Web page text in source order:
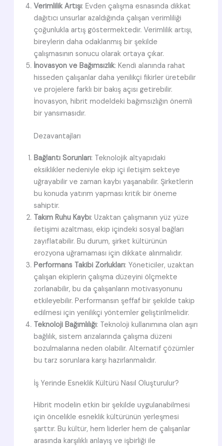
Verimlilik Artışı: Evden çalışma esnasında dikkat
dağıtıcı unsurlar azaldığında çalışan verimliliği
çoğunlukla artış göstermektedir. Verimlilik artışı,
bireylerin daha odaklanmış bir şekilde
çalışmasının sonucu olarak ortaya çıkar.
İnovasyon ve Bağımsızlık: Kendi alanında rahat
hisseden çalışanlar daha yenilikçi fikirler üretebilir
ve projelere farklı bir bakış açısı getirebilir.
İnovasyon, hibrit modeldeki bağımsızlığın önemli
bir yansımasıdır.
Dezavantajları
Bağlantı Sorunları: Teknolojik altyapıdaki
eksiklikler nedeniyle ekip içi iletişim sekteye
uğrayabilir ve zaman kaybı yaşanabilir. Şirketlerin
bu konuda yatırım yapması kritik bir öneme
sahiptir.
Takım Ruhu Kaybı: Uzaktan çalışmanın yüz yüze
iletişimi azaltması, ekip içindeki sosyal bağları
zayıflatabilir. Bu durum, şirket kültürünün
erozyona uğramaması için dikkate alınmalıdır.
Performans Takibi Zorlukları: Yöneticiler, uzaktan
çalışan ekiplerin çalışma düzeyini ölçmekte
zorlanabilir, bu da çalışanların motivasyonunu
etkileyebilir. Performansın şeffaf bir şekilde takip
edilmesi için yenilikçi yöntemler geliştirilmelidir.
Teknoloji Bağımlılığı: Teknoloji kullanımına olan aşırı
bağlılık, sistem arızalarında çalışma düzeni
bozulmalarına neden olabilir. Alternatif çözümler
bu tarz sorunlara karşı hazırlanmalıdır.
İş Yerinde Esneklik Kültürü Nasıl Oluşturulur?
Hibrit modelin etkin bir şekilde uygulanabilmesi
için öncelikle esneklik kültürünün yerleşmesi
şarttır. Bu kültür, hem liderler hem de çalışanlar
arasında karşılıklı anlayış ve işbirliği ile